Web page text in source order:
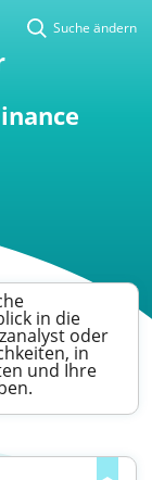
Suche ändern
in die
oder
in
und Ihre